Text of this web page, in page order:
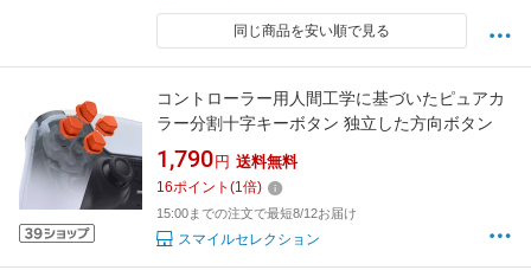
同じ商品を安い順で見る
コントローラー用人間工学に基づいたピュアカ
ラー分割十字キーボタン 独立した方向ボタン
1,790 円 送料無料
16ポイント (1倍)
15:00までの注文で最短8/12お届け
スマイルセレクション